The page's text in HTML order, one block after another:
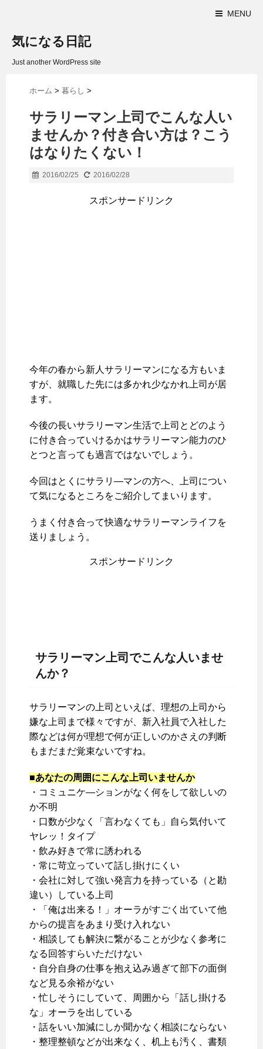
MENU
気になる日記
Just another WordPress site
ホーム > 暮らし >
サラリーマン上司でこんな人い
ませんか？付き合い方は？こう
はなりたくない！
2016/02/25 2016/02/28
スポンサードリンク
今年の春から新人サラリーマンになる方もいま
すが、就職した先には多かれ少なかれ上司が居
ます。
今後の長いサラリーマン生活で上司とどのよう
に付き合っていけるかはサラリーマン能力のひ
とつと言っても過言ではないでしょう。
今回はとくにサラリ―マンの方へ、上司につい
て気になるところをご紹介してまいります。
うまく付き合って快適なサラリーマンライフを
送りましょう。
スポンサードリンク
サラリーマン上司でこんな人いませ
んか？
サラリーマンの上司といえば、理想の上司から
嫌な上司まで様々ですが、新入社員で入社した
際などは何が理想で何が正しいのかさえの判断
もまだまだ覚束ないですね。
■あなたの周囲にこんな上司いませんか
・コミュニケ―ションがなく何をして欲しいの
か不明
・口数が少なく「言わなくても」自ら気付いて
ヤレッ！タイプ
・飲み好きで常に誘われる
・常に苛立っていて話し掛けにくい
・会社に対して強い発言力を持っている（と勘
違い）している上司
・「俺は出来る！」オーラがすごく出ていて他
からの提言をあまり受け入れない
・相談しても解決に繋がることが少なく参考に
なる回答すらいただけない
・自分自身の仕事を抱え込み過ぎて部下の面倒
など見る余裕がない
・忙しそうにしていて、周囲から「話し掛ける
な」オーラを出している
・話をいい加減にしか聞かなく相談にならない
・整理整頓などが出来なく、机上も汚く、書類